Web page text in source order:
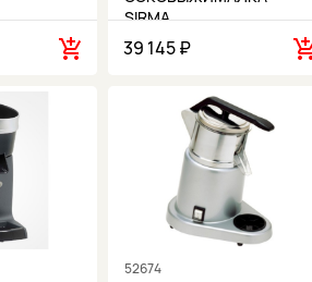
SIRMA…
39 145 ₽
52674